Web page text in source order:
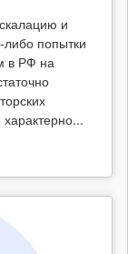
и
либо попытки
в РФ на